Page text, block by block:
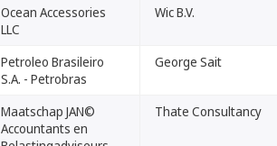
Ocean Accessories
LLC
Wic B.V.
Petroleo Brasileiro
S.A. - Petrobras
George Sait
Maatschap JAN©
Accountants en
Thate Consultancy